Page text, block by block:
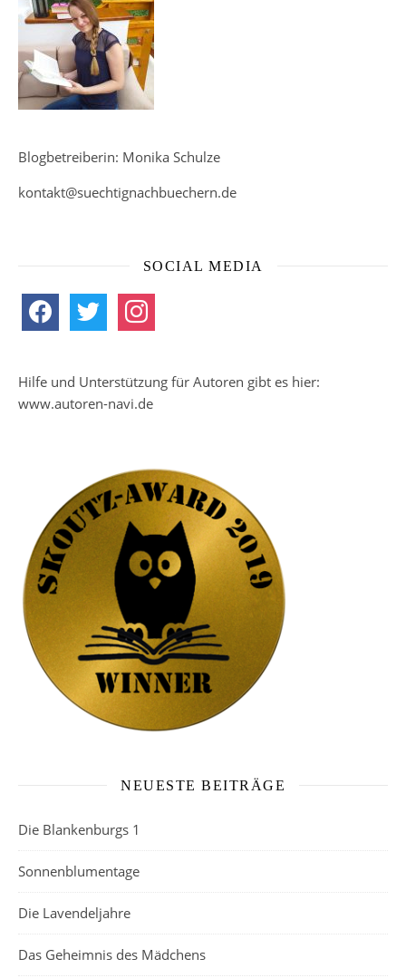
Blogbetreiberin: Monika Schulze
kontakt@suechtignachbuechern.de
SOCIAL MEDIA
facebook twitter instagram
Hilfe und Unterstützung für Autoren gibt es hier:
www.autoren-navi.de
NEUESTE BEITRÄGE
Die Blankenburgs 1
Sonnenblumentage
Die Lavendeljahre
Das Geheimnis des Mädchens